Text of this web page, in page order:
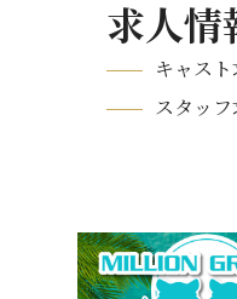
求人情
キャスト
スタッフ